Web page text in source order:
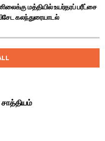
மெட்டா நிறுவனத்திற்கு
மத்தியில் உயர்தரப் பரீட்சை
கலந்துரையாடல்